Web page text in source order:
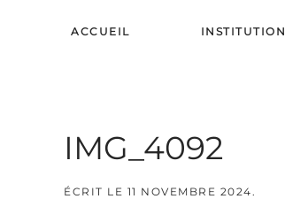
ACCUEIL INSTITUTION
IMG_4092
ÉCRIT LE 11 NOVEMBRE 2024.